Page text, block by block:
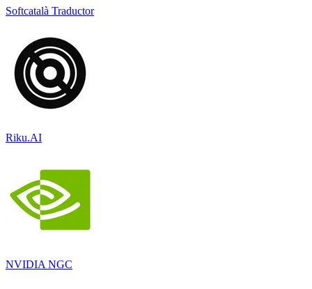
Softcatalà Traductor
Riku.AI
NVIDIA NGC